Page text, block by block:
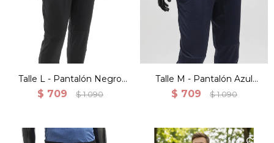
Talle L - Pantalón Negro
Training Ligero Deportes
$ 709 $ 1.090
Talle M - Pantalón Azul
Training Ligero Deportes
$ 709 $ 1.090